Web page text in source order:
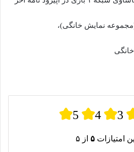
5 4 3
امتیازات ۵ از ۵